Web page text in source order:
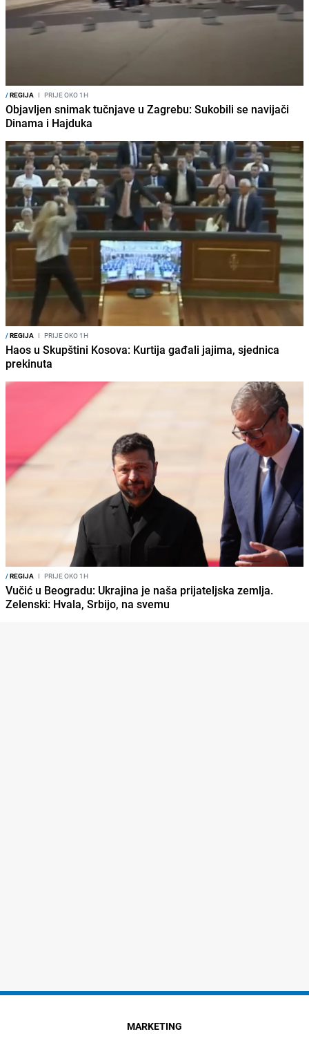
/REGIJA I PRIJE OKO 1H
Objavljen snimak tučnjave u Zagrebu: Sukobili se navijači
Dinama i Hajduka
/REGIJA I PRIJE OKO 1H
Haos u Skupštini Kosova: Kurtija gađali jajima, sjednica
prekinuta
/REGIJA I PRIJE OKO 1H
Vučić u Beogradu: Ukrajina je naša prijateljska zemlja.
Zelenski: Hvala, Srbijo, na svemu
MARKETING